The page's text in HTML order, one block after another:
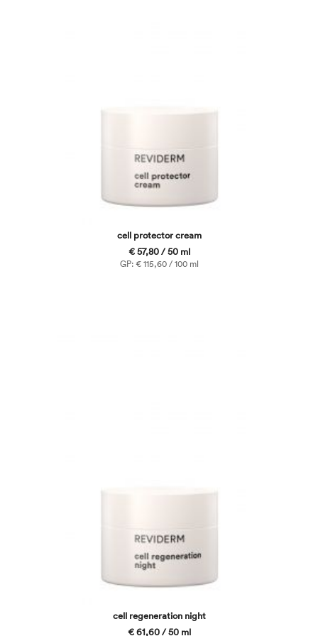
cell protector cream
€ 57,80 / 50 ml
GP: € 115,60 / 100 ml
cell regeneration night
€ 61,60 / 50 ml